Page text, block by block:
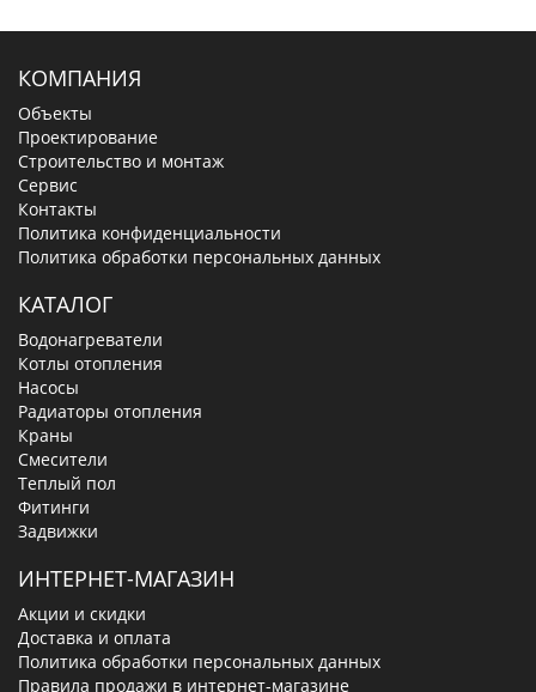
КОМПАНИЯ
Объекты
Проектирование
Строительство и монтаж
Сервис
Контакты
Политика конфиденциальности
Политика обработки персональных данных
КАТАЛОГ
Водонагреватели
Котлы отопления
Насосы
Радиаторы отопления
Краны
Смесители
Теплый пол
Фитинги
Задвижки
ИНТЕРНЕТ-МАГАЗИН
Акции и скидки
Доставка и оплата
Политика обработки персональных данных
Правила продажи в интернет-магазине